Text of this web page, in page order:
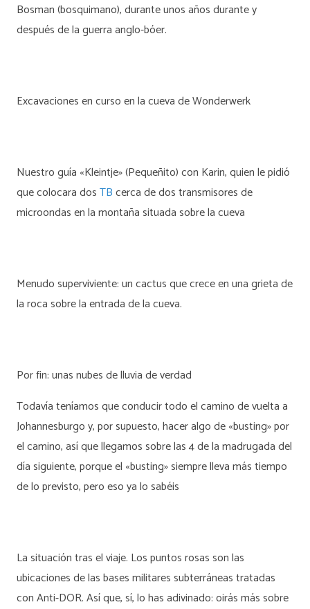
Bosman (bosquimano), durante unos años durante y
después de la guerra anglo-bóer.
Excavaciones en curso en la cueva de Wonderwerk
Nuestro guía «Kleintje» (Pequeñito) con Karin, quien le pidió
que colocara dosTBcerca de dos transmisores de
microondas en la montaña situada sobre la cueva
Menudo superviviente: un cactus que crece en una grieta de
la roca sobre la entrada de la cueva.
Por fin: unas nubes de lluvia de verdad
Todavía teníamos que conducir todo el camino de vuelta a
Johannesburgo y, por supuesto, hacer algo de «busting» por
el camino, así que llegamos sobre las 4 de la madrugada del
día siguiente, porque el «busting» siempre lleva más tiempo
de lo previsto, pero eso ya lo sabéis
La situación tras el viaje. Los puntos rosas son las
ubicaciones de las bases militares subterráneas tratadas
con Anti-DOR. Así que, sí, lo has adivinado: oirás más sobre